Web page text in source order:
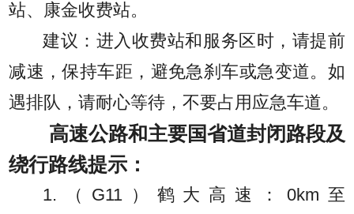
站、康金收费站。
建议：进入收费站和服务区时，请提前
减速，保持车距，避免急刹车或急变道。如
遇排队，请耐心等待，不要占用应急车道。
高速公路和主要国省道封闭路段及
绕行路线提示：
1.（G11）鹤大高速：0km至